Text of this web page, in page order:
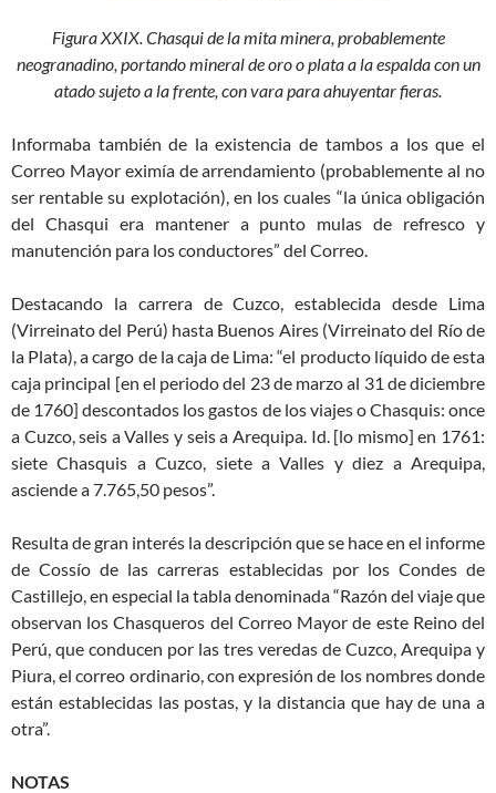
Figura XXIX. Chasqui de la mita minera, probablemente
neogranadino, portando mineral de oro o plata a la espalda con un
atado sujeto a la frente, con vara para ahuyentar fieras.
Informaba también de la existencia de tambos a los que el
Correo Mayor eximía de arrendamiento (probablemente al no
ser rentable su explotación), en los cuales “la única obligación
del Chasqui era mantener a punto mulas de refresco y
manutención para los conductores” del Correo.
Destacando la carrera de Cuzco, establecida desde Lima
(Virreinato del Perú) hasta Buenos Aires (Virreinato del Río de
la Plata), a cargo de la caja de Lima: “el producto líquido de esta
caja principal [en el periodo del 23 de marzo al 31 de diciembre
de 1760] descontados los gastos de los viajes o Chasquis: once
a Cuzco, seis a Valles y seis a Arequipa. Id. [lo mismo] en 1761:
siete Chasquis a Cuzco, siete a Valles y diez a Arequipa,
asciende a 7.765,50 pesos”.
Resulta de gran interés la descripción que se hace en el informe
de Cossío de las carreras establecidas por los Condes de
Castillejo, en especial la tabla denominada “Razón del viaje que
observan los Chasqueros del Correo Mayor de este Reino del
Perú, que conducen por las tres veredas de Cuzco, Arequipa y
Piura, el correo ordinario, con expresión de los nombres donde
están establecidas las postas, y la distancia que hay de una a
otra”.
NOTAS